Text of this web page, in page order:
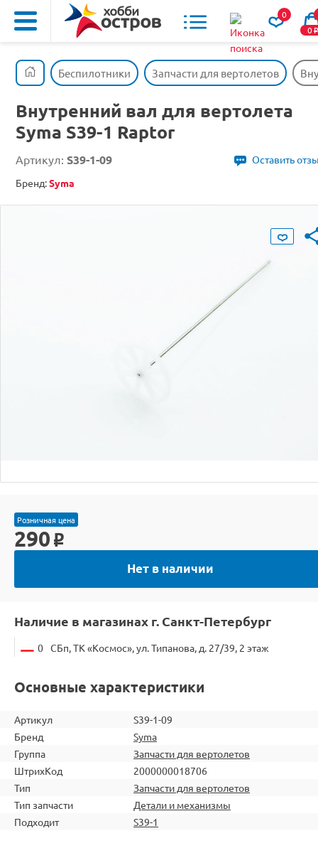
0
0o
Беспилотники Запчасти для вертолетов
Внутренний вал для вертолета
Syma S39-1 Raptor
Артикул: S39-1-09
Оставить
Бренд:Syma
Розничная цена
290 o
Нет в наличии
Наличие в магазинах г. Санкт-Петербург
0 СБп, ТК «Космос», ул. Типанова, д. 27/39, 2 этаж
Основные характеристики
Артикул
S39-1-09
Бренд
Syma
Группа
Запчасти для вертолетов
ШтрихКод
2000000018706
Тип
Запчасти для вертолетов
Тип запчасти
Детали и механизмы
Подходит
S39-1